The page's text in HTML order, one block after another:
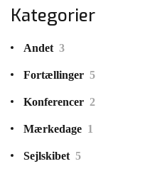
Kategorier
Andet 3
Fortællinger 5
Konferencer 2
Mærkedage 1
Sejlskibet 5